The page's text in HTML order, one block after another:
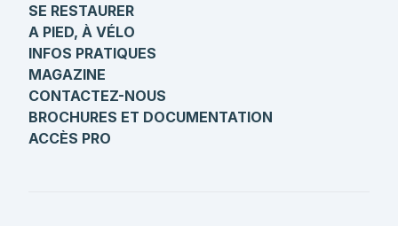
SE RESTAURER
A PIED, À VÉLO
INFOS PRATIQUES
MAGAZINE
CONTACTEZ-NOUS
BROCHURES ET DOCUMENTATION
ACCÈS PRO